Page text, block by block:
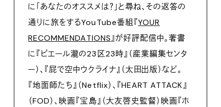
に「あなたのオススメは？」と尋ね、その返答の
通りに旅をするYouTube番組『YOUR
RECOMMENDATIONS』が好評配信中。著書
に『ピエール瀧の23区23時』（産業編集センタ
ー）、『屁で空中ウクライナ』（太田出版）など。
『地面師たち』（Netflix）、『HEART ATTACK』
（FOD）、映画『宝島』（大友啓史監督）映画『ホ